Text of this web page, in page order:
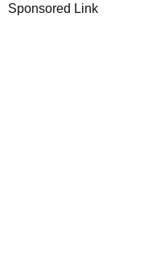
Sponsored Link